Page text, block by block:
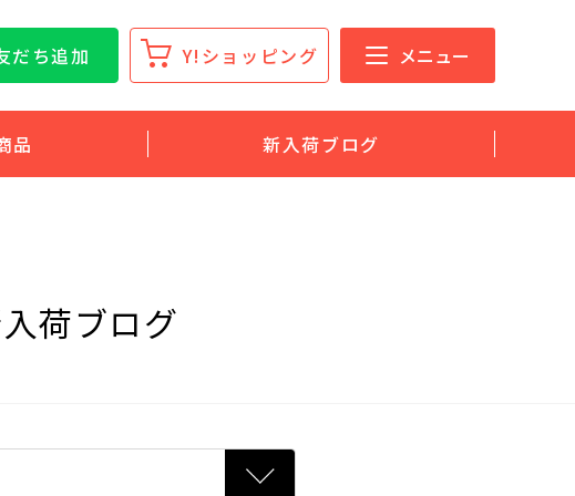
だち追加 Y!ショッピング メニュー
品 新入荷ブログ
荷ブログ